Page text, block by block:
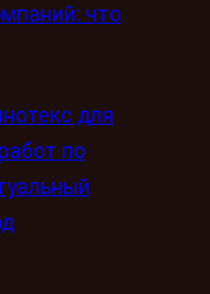
что
для
по